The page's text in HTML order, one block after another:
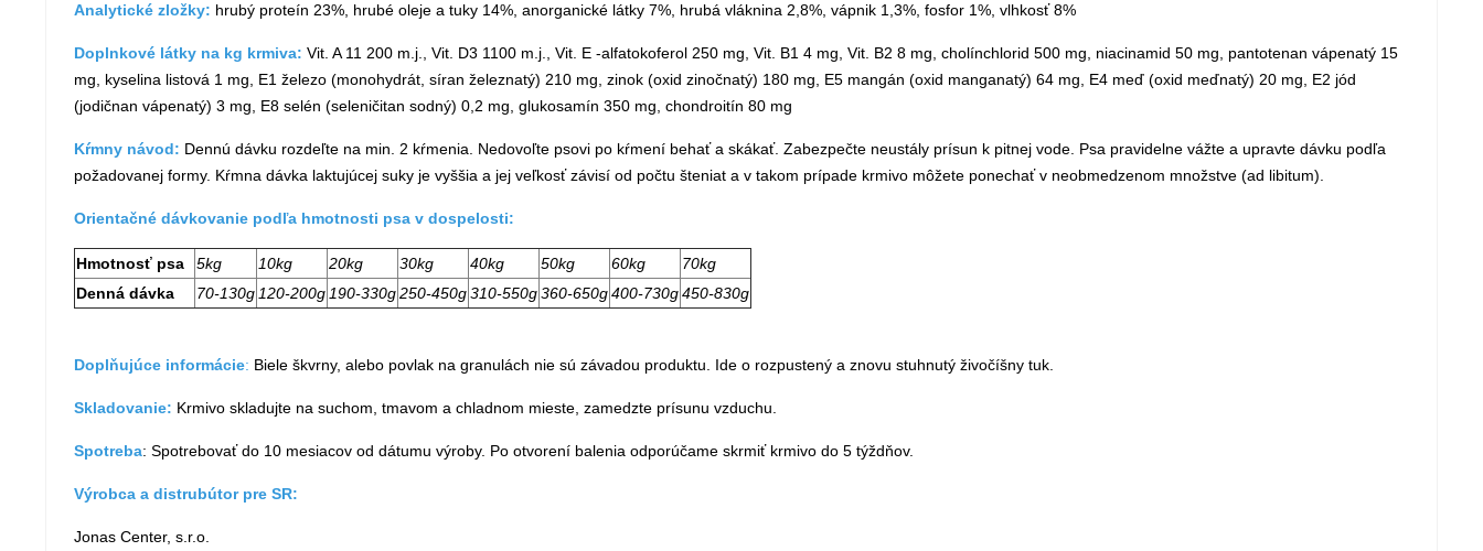
Analytické zložky: hrubý proteín 23%, hrubé oleje a tuky 14%, anorganické látky 7%, hrubá vláknina 2,8%, vápnik 1,3%, fosfor 1%, vlhkosť 8%
Doplnkové látky na kg krmiva: Vit. A 11 200 m.j., Vit. D3 1100 m.j., Vit. E -alfatokoferol 250 mg, Vit. B1 4 mg, Vit. B2 8 mg, cholínchlorid 500 mg, niacinamid 50 mg, pantotenan vápenatý 15
mg, kyselina listová 1 mg, E1 železo (monohydrát, síran železnatý) 210 mg, zinok (oxid zinočnatý) 180 mg, E5 mangán (oxid manganatý) 64 mg, E4 meď (oxid meďnatý) 20 mg, E2 jód
(jodičnan vápenatý) 3 mg, E8 selén (seleničitan sodný) 0,2 mg, glukosamín 350 mg, chondroitín 80 mg
Kŕmny návod: Dennú dávku rozdeľte na min. 2 kŕmenia. Nedovoľte psovi po kŕmení behať a skákať. Zabezpečte neustály prísun k pitnej vode. Psa pravidelne vážte a upravte dávku podľa
požadovanej formy. Kŕmna dávka laktujúcej suky je vyššia a jej veľkosť závisí od počtu šteniat a v takom prípade krmivo môžete ponechať v neobmedzenom množstve (ad libitum).
Orientačné dávkovanie podľa hmotnosti psa v dospelosti:
Hmotnosť psa 5kg 10kg 20kg 30kg 40kg 50kg 60kg
70kg
Denná dávka
70-130g 120-200g 190-330g250-450g310-550g360-650g400-730g450-830g
Doplňujúce informácie: Biele škvrny, alebo povlak na granulách nie sú závadou produktu. Ide o rozpustený a znovu stuhnutý živočíšny tuk.
Skladovanie: Krmivo skladujte na suchom, tmavom a chladnom mieste, zamedzte prísunu vzduchu.
Spotreba: Spotrebovať do 10 mesiacov od dátumu výroby. Po otvorení balenia odporúčame skrmiť krmivo do 5 týždňov.
Výrobca a distrubútor pre SR:
Jonas Center, s.r.o.